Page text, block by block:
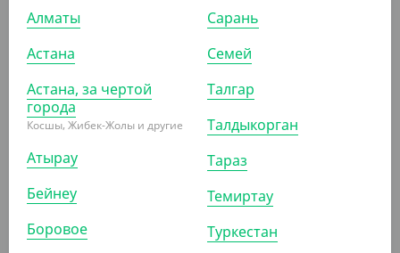
УП (25)
ПОХОЖИЕ ТОВАРЫ
АРТ. 3341102
-8%
Алматы
Астана
Астана, за чертой
города
Косшы, Жибек-Жолы и другие
Атырау
Бейнеу
Боровое
Сарань
Семей
Талгар
Талдыкорган
Тараз
Темиртау
Туркестан